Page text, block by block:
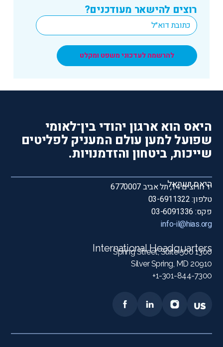
רוצים להישאר מעודכנים?
Email
*
להרשמה לעדכוני משפט ומקלט
היאס הוא ארגון יהודי בין־לאומי
שפועל למען עולם המעניק לפליטים
שייכות, ביטחון והזדמנויות.
היאס ישראל
יד חרוצים 14, תל אביב 6770007
טלפון: 03-6911322
פקס: 03-6091336
info-il@hias.org
International Headquarters
1300 Spring Street, Suite 500
Silver Spring, MD 20910
1-301-844-7300+